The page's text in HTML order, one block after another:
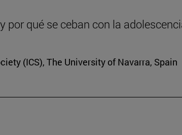
qué se ceban con la
(ICS), The University of Navarra, Spain